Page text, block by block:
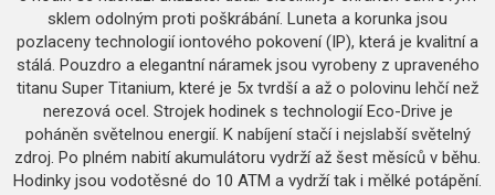
sklem odolným proti poškrábání. Luneta a korunka jsou
pozlaceny technologií iontového pokovení (IP), která je kvalitní a
stálá. Pouzdro a elegantní náramek jsou vyrobeny z upraveného
titanu Super Titanium, které je 5x tvrdší a až o polovinu lehčí než
nerezová ocel. Strojek hodinek s technologií Eco-Drive je
poháněn světelnou energií. K nabíjení stačí i nejslabší světelný
zdroj. Po plném nabití akumulátoru vydrží až šest měsíců v běhu.
Hodinky jsou vodotěsné do 10 ATM a vydrží tak i mělké potápění.